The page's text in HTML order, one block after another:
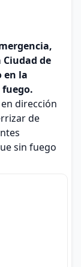
de
en la
dirección
de
sin fuego